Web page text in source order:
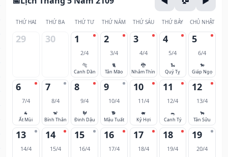
THỨ HAI THỨ BA THỨ TƯ THỨ NĂM THỨ SÁU THỨ BẢY CHỦ NHẬT
29 30 1
2/4
🐅
Canh Dần
2
3/4
🐈
Tân Mão
3
4/4
🐉
Nhâm Thìn
4
5/4
🐍
Quý Tỵ
5
6/4
🐎
Giáp Ngọ
6
7/4
🐐
Ất Mùi
7
8/4
🐒
Bính Thân
8
9/4
🐓
Đinh Dậu
9
10/4
🐕
Mậu Tuất
10
11/4
🐖
Kỷ Hợi
11
12/4
🐀
Canh Tý
12
13/4
🐂
Tân Sửu
13
14/4
14
15/4
15
16/4
16
17/4
17
18/4
18
19/4
19
20/4